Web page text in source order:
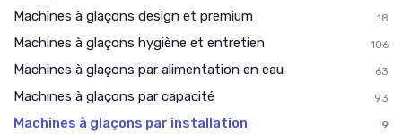
Machines à glaçons design et premium 18
Machines à glaçons hygiène et entretien 106
Machines à glaçons par alimentation en eau 63
Machines à glaçons par capacité 93
Machines à glaçons par installation 9